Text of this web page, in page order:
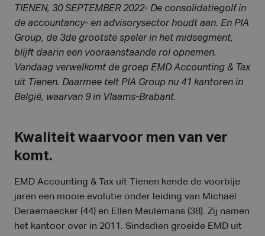
TIENEN, 30 SEPTEMBER 2022- De consolidatiegolf in
de accountancy- en advisorysector houdt aan. En PIA
Group, de 3de grootste speler in het midsegment,
blijft daarin een vooraanstaande rol opnemen.
Vandaag verwelkomt de groep EMD Accounting & Tax
uit Tienen. Daarmee telt PIA Group nu 41 kantoren in
België, waarvan 9 in Vlaams-Brabant.
Kwaliteit waarvoor men van ver
komt.
EMD Accounting & Tax uit Tienen kende de voorbije
jaren een mooie evolutie onder leiding van Michaël
Deraemaecker (44) en Ellen Meulemans (38). Zij namen
het kantoor over in 2011. Sindsdien groeide EMD uit